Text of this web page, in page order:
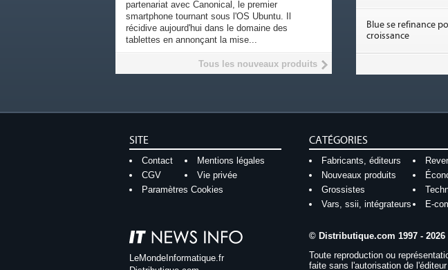
partenariat avec Canonical, le premier
smartphone tournant sous l'OS Ubuntu. Il
récidive aujourd'hui dans le domaine des
tablettes en annonçant la mise...
Tous les nouveaux produits
Blue se refinance
croissance
SITE
Contact
Mentions légales
CGV
Vie privée
Paramètres Cookies
CATÉGORIES
Fabricants, éditeurs
Nouveaux produits
Grossistes
Vars, ssii, intégrateurs
E-
LeMondeInformatique.fr
© Distributique.com 1997 - 2026
Toute reproduction ou
faite sans l'autorisation de